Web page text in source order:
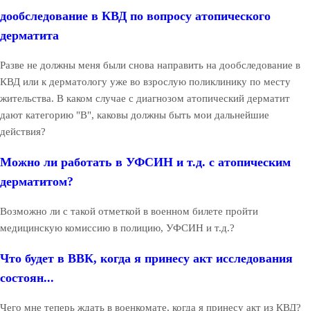
дообследование в КВД по вопросу атопического
дерматита
Разве не должны меня были снова направить на дообследование в
КВД или к дерматологу уже во взрослую поликлинику по месту
жительства. В каком случае с диагнозом атопический дерматит
дают категорию "В", каковы должны быть мои дальнейшие
действия?
Можно ли работать в УФСИН и т.д. с атопическим
дерматитом?
Возможно ли с такой отметкой в военном билете пройти
медицинскую комиссию в полицию, УФСИН и т.д.?
Что будет в ВВК, когда я принесу акт исследования
состоян...
Чего мне теперь ждать в военкомате, когда я принесу акт из КВД?